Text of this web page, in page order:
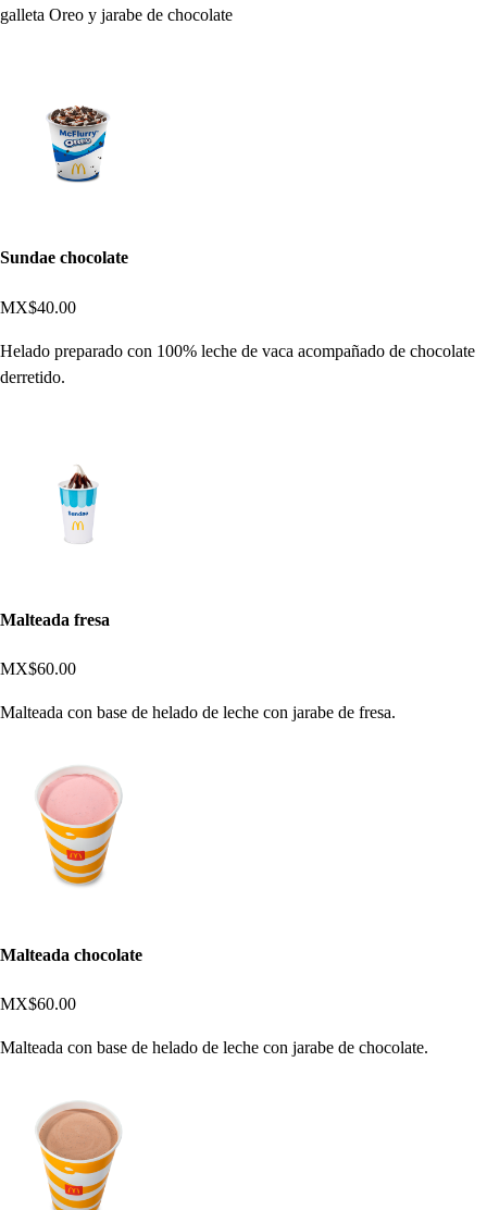
galleta Oreo y jarabe de chocolate
Sundae chocolate
MX$40.00
Helado preparado con 100% leche de vaca acompañado de chocolate
derretido.
Malteada fresa
MX$60.00
Malteada con base de helado de leche con jarabe de fresa.
Malteada chocolate
MX$60.00
Malteada con base de helado de leche con jarabe de chocolate.